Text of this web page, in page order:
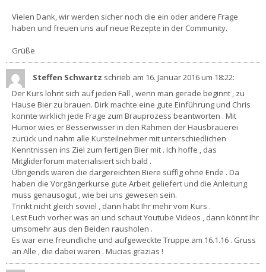
Vielen Dank, wir werden sicher noch die ein oder andere Frage
haben und freuen uns auf neue Rezepte in der Community.
Grüße
Steffen Schwartz schrieb am 16. Januar 2016um 18:22:
Der Kurs lohnt sich auf jeden Fall , wenn man gerade beginnt , zu
Hause Bier zu brauen. Dirk machte eine gute Einführung und Chris
konnte wirklich jede Frage zum Brauprozess beantworten . Mit
Humor wies er Besserwisser in den Rahmen der Hausbrauerei
zurück und nahm alle Kursteilnehmer mit unterschiedlichen
Kenntnissen ins Ziel zum fertigen Bier mit . Ich hoffe , das
Mitgliderforum materialisiert sich bald .
Übrigends waren die dargereichten Biere süffig ohne Ende . Da
haben die Vorgängerkurse gute Arbeit geliefert und die Anleitung
muss genausogut , wie bei uns gewesen sein.
Trinkt nicht gleich soviel , dann habt Ihr mehr vom Kurs .
Lest Euch vorher was an und schaut Youtube Videos , dann könnt Ihr
umsomehr aus den Beiden rausholen .
Es war eine freundliche und aufgeweckte Truppe am 16.1.16 . Gruss
an Alle , die dabei waren . Mucias grazias !